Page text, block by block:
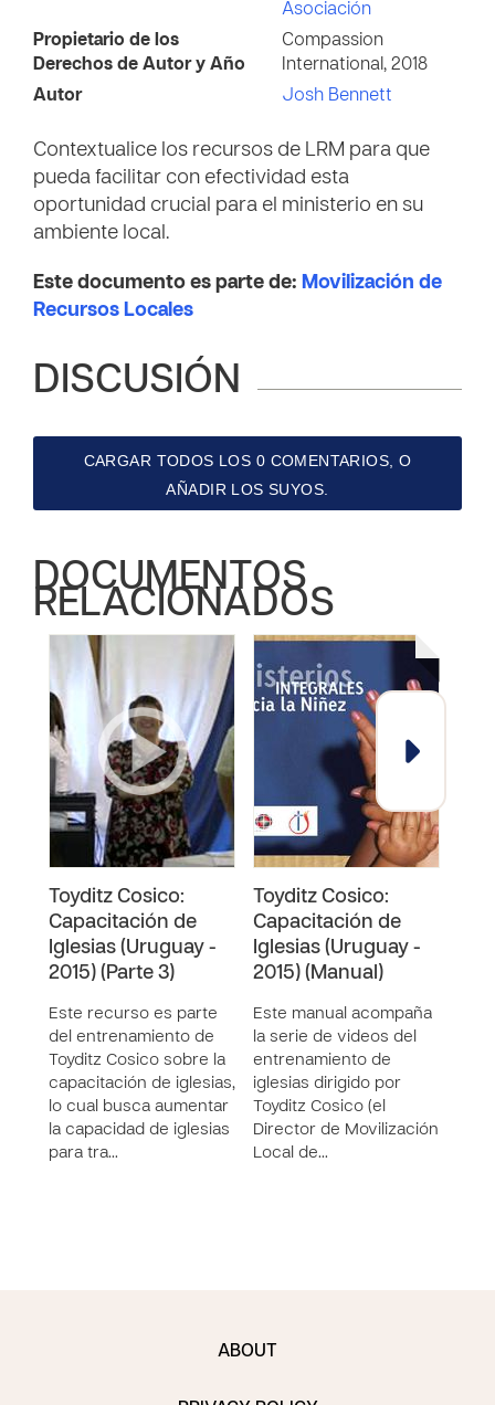
Asociación
Propietario de los
Derechos de Autor y Año
Compassion
International, 2018
Autor
Josh Bennett
Contextualice los recursos de LRM para que
pueda facilitar con efectividad esta
oportunidad crucial para el ministerio en su
ambiente local.
Este documento es parte de: Movilización de
Recursos Locales
DISCUSIÓN
CARGAR TODOS LOS 0 COMENTARIOS, O
AÑADIR LOS SUYOS.
DOCUMENTOS
RELACIONADOS
Toyditz Cosico:
Capacitación de
Iglesias (Uruguay -
2015) (Parte 3)
Este recurso es parte
del entrenamiento de
Toyditz Cosico sobre la
capacitación de iglesias,
lo cual busca aumentar
la capacidad de iglesias
para tra…
Toyditz Cosico:
Capacitación de
Iglesias (Uruguay -
2015) (Manual)
Este manual acompaña
la serie de videos del
entrenamiento de
iglesias dirigido por
Toyditz Cosico (el
Director de Movilización
Local de…
ABOUT